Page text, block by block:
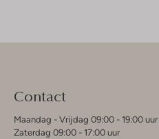
Contact
Maandag - Vrijdag 09:00 - 19:00 uur
Zaterdag 09:00 - 17:00 uur